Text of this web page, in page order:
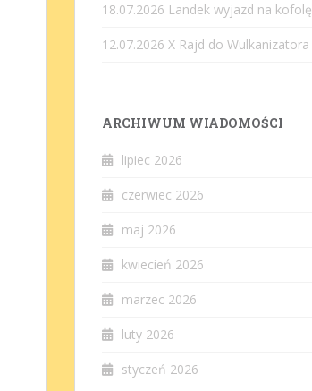
18.07.2026 Landek wyjazd na kofolę
12.07.2026 X Rajd do Wulkanizatora
ARCHIWUM WIADOMOŚCI
lipiec 2026
czerwiec 2026
maj 2026
kwiecień 2026
marzec 2026
luty 2026
styczeń 2026